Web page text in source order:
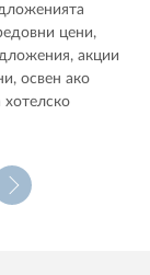
цени,
акции
освен ако
хотелско